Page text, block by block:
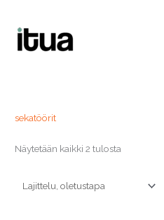
sekatöörit
Näytetään kaikki 2 tulosta